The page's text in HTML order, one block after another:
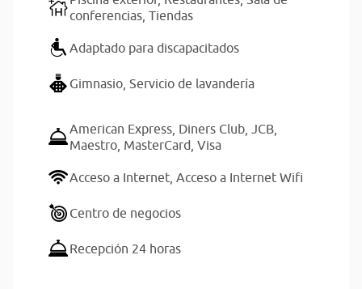
conferencias, Tiendas
Adaptado para discapacitados
Gimnasio, Servicio de lavandería
American Express, Diners Club, JCB,
Maestro, MasterCard, Visa
Acceso a Internet, Acceso a Internet Wifi
Centro de negocios
Recepción 24 horas